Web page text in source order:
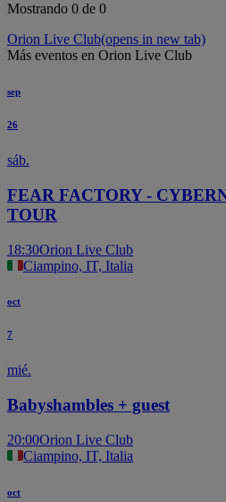
Mostrando 0 de 0
Orion Live Club(opens in new tab)
Más eventos en Orion Live Club
sep
26
sáb.
FEAR FACTORY -
TOUR
18:30Orion Live Club
Ciampino, IT, Italia
oct
7
mié.
Babyshambles + guest
20:00Orion Live Club
Ciampino, IT, Italia
oct